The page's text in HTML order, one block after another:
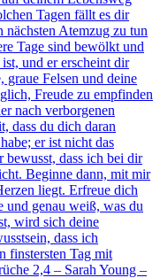
Tagen fällt es dir
nächsten Atemzug zu tun
Tage sind bewölkt und
und er erscheint dir
Felsen und deine
Freude zu empfinden
nach verborgenen
dass du dich daran
er ist nicht das
dass ich bei dir
Beginne dann, mit mir
liegt. Erfreue dich
und genau weiß, was du
wird sich deine
dass ich
finstersten Tag mit
2,4 – Sarah Young –